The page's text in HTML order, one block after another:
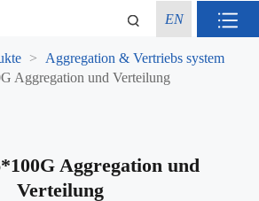
EN
Aggregation & Vertriebs system
Aggregation und Verteilung
Aggregation und
Verteilung